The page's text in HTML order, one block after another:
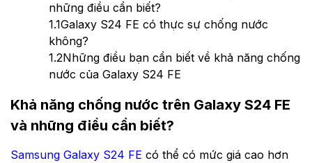
những điều cần biết?
1.1Galaxy S24 FE có thực sự chống nước
không?
1.2Những điều bạn cần biết về khả năng chống
nước của Galaxy S24 FE
Khả năng chống nước trên Galaxy S24 FE
và những điều cần biết?
Samsung Galaxy S24 FE có thể có mức giá cao hơn